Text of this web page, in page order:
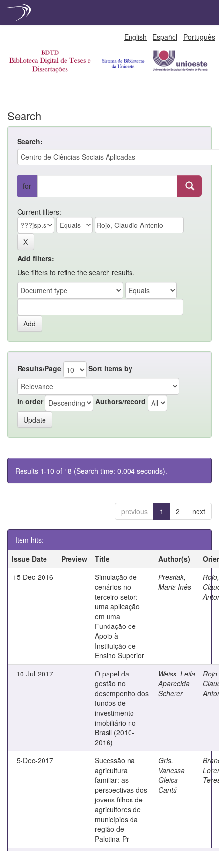
English Español Português
Search
Search:
for
Current filters:
Add filters:
Use filters to refine the search results.
Results/Page Sort items by
In order Authors/record
Results 1-10 of 18 (Search time: 0.004 seconds).
previous 1 2 next
Item hits:
Issue Date
Preview Title Author(s)
15-Dec-2016
Simulação de
cenários no
terceiro setor:
uma aplicação
em uma
Fundação de
Apoio à
Instituição de
Ensino Superior
Presrlak,
Maria Inês
Rojo,
10-Jul-2017
O papel da
gestão no
desempenho dos
fundos de
investimento
imobiliário no
Brasil (2010-
2016)
Weiss, Leila
Aparecida
Scherer
Rojo,
5-Dec-2017
Sucessão na
agricultura
familiar: as
perspectivas dos
jovens filhos de
agricultores de
municípios da
região de
Palotina-Pr
Gris,
Vanessa
Gleica
Cantú